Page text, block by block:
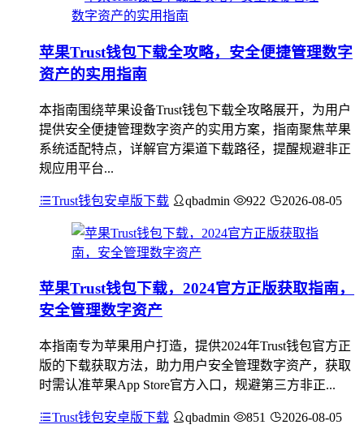
苹果Trust钱包下载全攻略，安全便捷管理数字
资产的实用指南
本指南围绕苹果设备Trust钱包下载全攻略展开，为用户
提供安全便捷管理数字资产的实用方案，指南聚焦苹果
系统适配特点，详解官方渠道下载路径，提醒规避非正
规应用平台...
Trust钱包安卓版下载 qbadmin 922 2026-08-05
苹果Trust钱包下载，2024官方正版获取指南，
安全管理数字资产
本指南专为苹果用户打造，提供2024年Trust钱包官方正
版的下载获取方法，助力用户安全管理数字资产，获取
时需认准苹果App Store官方入口，规避第三方非正...
Trust钱包安卓版下载 qbadmin 851 2026-08-05